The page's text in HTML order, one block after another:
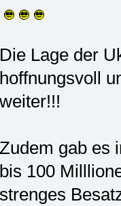
Die Lage der
hoffnungsvoll
weiter!!!
Zudem gab es
bis 100
strenges